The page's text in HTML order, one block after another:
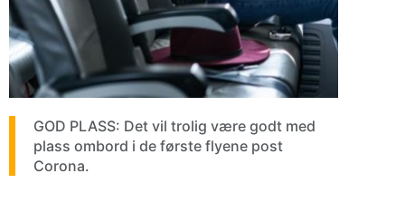
GOD PLASS: Det vil trolig være godt med
plass ombord i de første flyene post
Corona.